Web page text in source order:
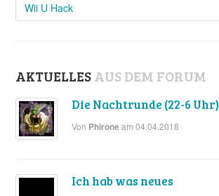
Wii U Hack
AKTUELLESAUS DEM FORUM
Die Nachtrunde (22-6 Uhr)
Von Phirone am 04.04.2018
Ich hab was neues